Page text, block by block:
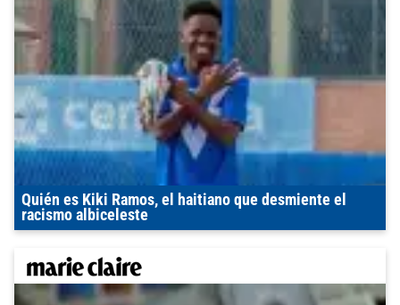
Quién es Kiki Ramos, el haitiano que desmiente el
racismo albiceleste